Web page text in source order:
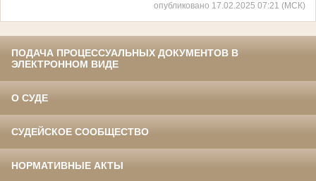
опубликовано 17.02.2025 07:21 (МСК)
ПОДАЧА ПРОЦЕССУАЛЬНЫХ ДОКУМЕНТОВ В
ЭЛЕКТРОННОМ ВИДЕ
О СУДЕ
СУДЕЙСКОЕ СООБЩЕСТВО
НОРМАТИВНЫЕ АКТЫ